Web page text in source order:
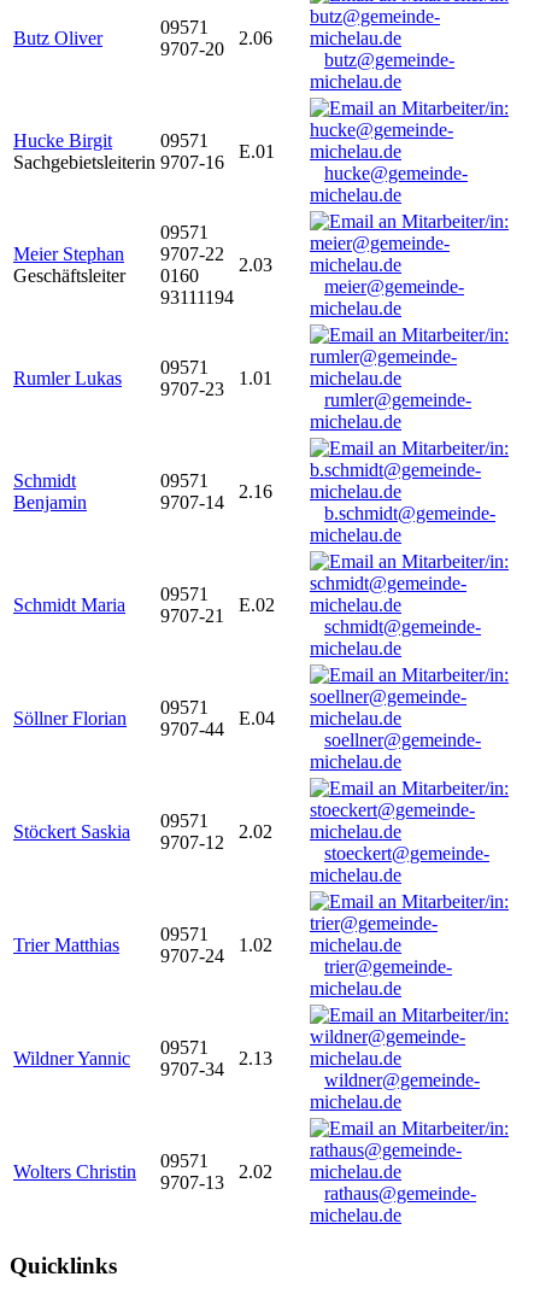
Butz Oliver
09571
9707-20
2.06
butz@gemeinde-
michelau.de
Hucke Birgit
Sachgebietsleiterin
09571
9707-16
E.01
hucke@gemeinde-
michelau.de
Meier Stephan
Geschäftsleiter
09571
9707-22
0160
93111194
2.03
meier@gemeinde-
michelau.de
Rumler Lukas
09571
9707-23
1.01
rumler@gemeinde-
michelau.de
Schmidt
Benjamin
09571
9707-14
2.16
b.schmidt@gemeinde-
michelau.de
Schmidt Maria
09571
9707-21
E.02
schmidt@gemeinde-
michelau.de
Söllner Florian
09571
9707-44
E.04
soellner@gemeinde-
michelau.de
Stöckert Saskia
09571
9707-12
2.02
stoeckert@gemeinde-
michelau.de
Trier Matthias
09571
9707-24
1.02
trier@gemeinde-
michelau.de
Wildner Yannic
09571
9707-34
2.13
wildner@gemeinde-
michelau.de
Wolters Christin
09571
9707-13
2.02
rathaus@gemeinde-
michelau.de
Quicklinks